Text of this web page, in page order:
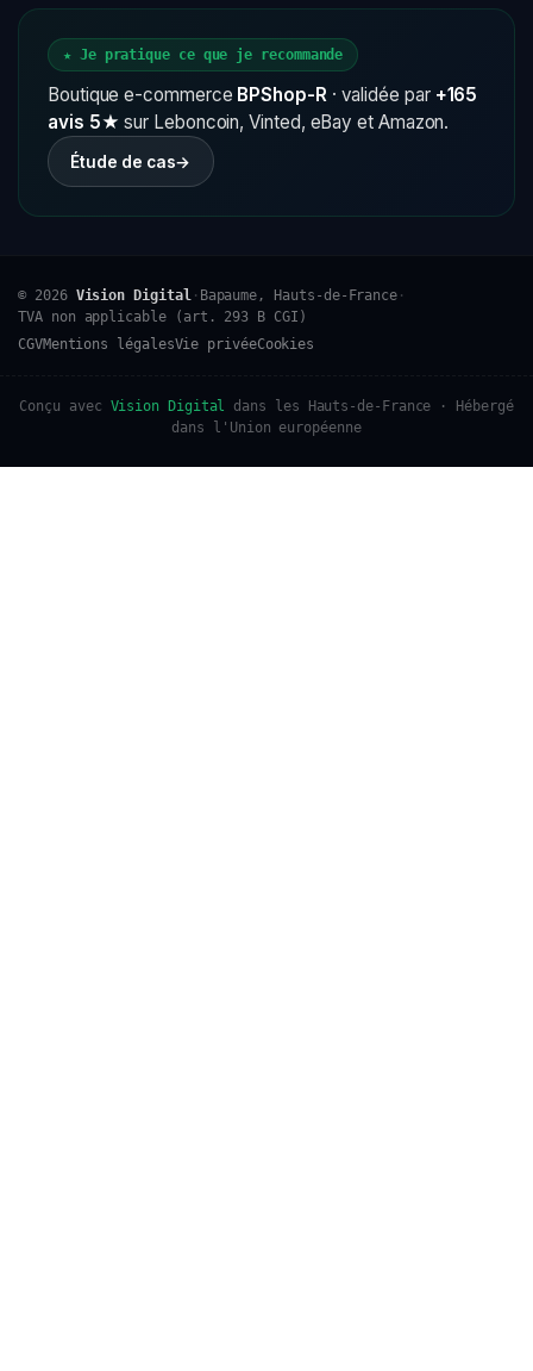
★ Je pratique ce que je recommande
Boutique e-commerce BPShop-R· validée par +165
avis 5★ sur Leboncoin, Vinted, eBay et Amazon.
Étude de cas→
© 2026 Vision Digital· Bapaume, Hauts-de-France ·
TVA non applicable (art. 293 B CGI)
CGVMentions légalesVie privéeCookies
Conçu avec Vision Digital
dans les Hauts-de-France · Hébergé
dans l'Union européenne